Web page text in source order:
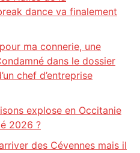
dance va finalement
ma connerie, une
dans le dossier
chef d’entreprise
explose en Occitanie
2026 ?
des Cévennes mais il